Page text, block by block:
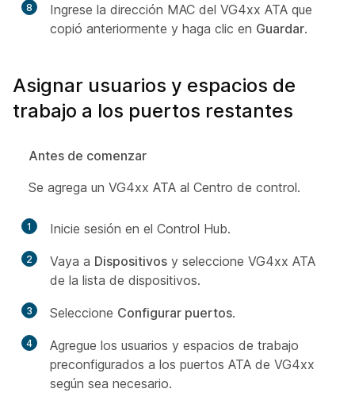
8
Ingrese la dirección MAC del VG4xx ATA que
copió anteriormente y haga clic en Guardar.
Asignar usuarios y espacios de
trabajo a los puertos restantes
Antes de comenzar
Se agrega un VG4xx ATA al Centro de control.
1 Inicie sesión en el Control Hub.
2 Vaya a Dispositivos y seleccione VG4xx ATA
de la lista de dispositivos.
3 Seleccione Configurar puertos.
4
Agregue los usuarios y espacios de trabajo
preconfigurados a los puertos ATA de VG4xx
según sea necesario.